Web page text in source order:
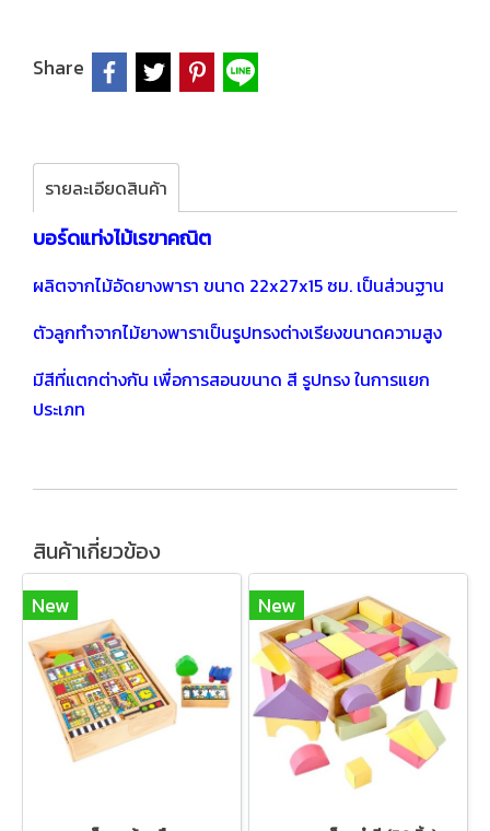
Share
รายละเอียดสินค้า
บอร์ดแท่งไม้เรขาคณิต
ผลิตจากไม้อัดยางพารา ขนาด 22x27x15 ซม. เป็นส่วนฐาน
ตัวลูกทำจากไม้ยางพาราเป็นรูปทรงต่างเรียงขนาดความสูง
มีสีที่แตกต่างกัน เพื่อการสอนขนาด สี รูปทรง ในการแยก
ประเภท
สินค้าเกี่ยวข้อง
New New